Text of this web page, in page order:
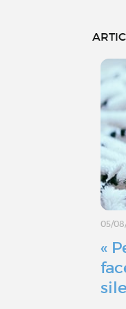
05/
«